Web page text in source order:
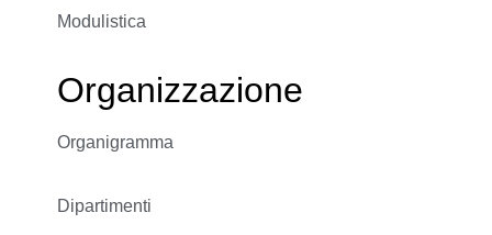
Modulistica
Organizzazione
Organigramma
Dipartimenti